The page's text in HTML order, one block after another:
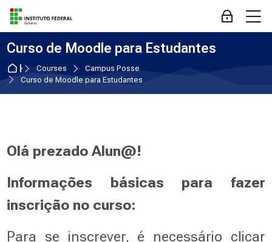
Skip to navigation
Skip to login form
Skip to main content
Skip to accessibility options
Skip to footer
Skip accessibility options
Log in
Curso de Moodle para Estudantes
HomeCourses
Campus Posse
Curso de Moodle para Estudantes
Olá prezado Alun@!
Informações básicas para fazer
inscrição no curso:
Para se inscrever, é necessário clicar